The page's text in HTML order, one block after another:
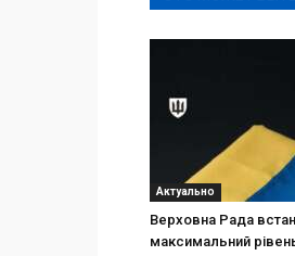
Актуально
Верховна Рада
максимальний